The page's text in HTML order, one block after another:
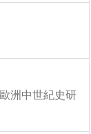
洲中世紀史研